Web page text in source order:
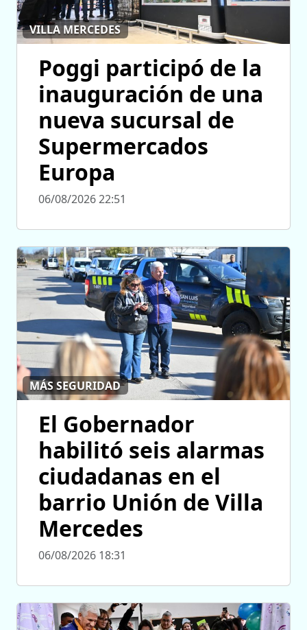
VILLA MERCEDES
Poggi participó de la
inauguración de una
nueva sucursal de
Supermercados
Europa
06/08/2026 22:51
MÁS SEGURIDAD
El Gobernador
habilitó seis alarmas
ciudadanas en el
barrio Unión de Villa
Mercedes
06/08/2026 18:31